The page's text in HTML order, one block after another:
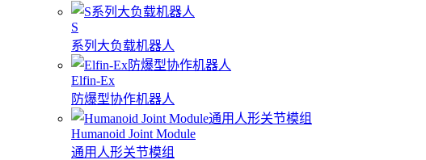
S
系列大负载机器人
Elfin-Ex
防爆型协作机器人
Humanoid Joint Module
通用人形关节模组